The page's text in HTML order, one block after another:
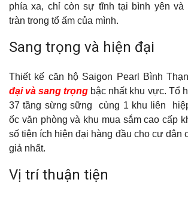
phía xa, chỉ còn sự tĩnh tại bình yên và
tràn trong tổ ấm của mình.
Sang trọng và hiện đại
Thiết kế căn hộ Saigon Pearl Bình
đại và sang trọng bậc nhất khu vực. Tổ
37 tầng sừng sững cùng 1 khu liên
ốc văn phòng và khu mua sắm cao cấp
số tiện ích hiện đại hàng đầu cho cư dân
giả nhất.
Vị trí thuận tiện